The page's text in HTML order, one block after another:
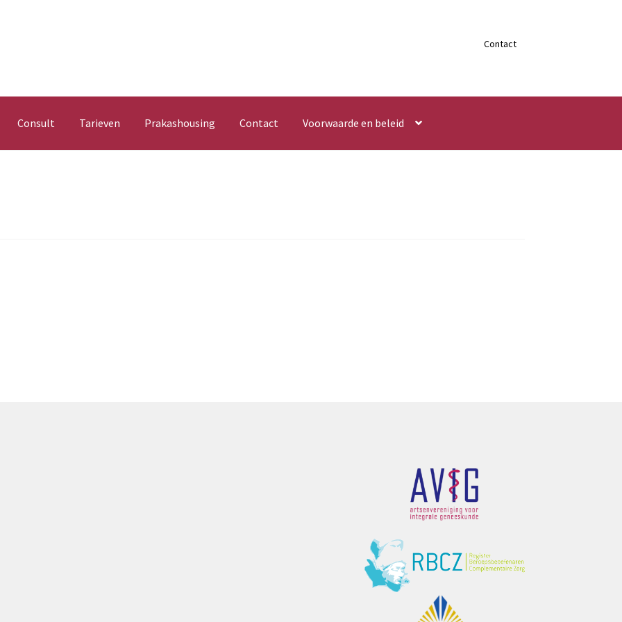
Contact
Consult Tarieven Prakashousing Contact Voorwaarde en beleid